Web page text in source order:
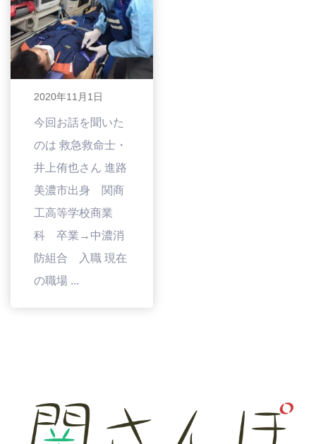
2020年11月1日
今回お話を聞いた
のは 救急救命士・
井上侑也さん 進路
美濃市出身 関商
工高等学校商業
科 卒業→中濃消
防組合 入職 現在
の職場 ...